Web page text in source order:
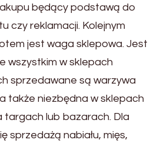
będący podstawą do
czy reklamacji. Kolejnym
jest waga sklepowa. Jest
wszystkim w sklepach
sprzedawane są warzywa
także niezbędna w sklepach
targach lub bazarach. Dla
sprzedażą nabiału, mięs,